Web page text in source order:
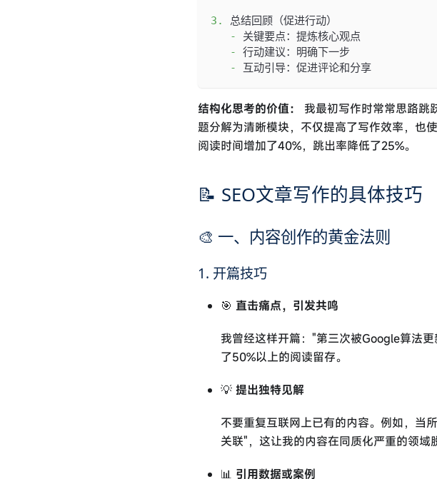
3.
总结回顾（促进行动）
-
关键要点：提炼核心观点
-
行动建议：明确下一步
-
互动引导：促进评论和分享
结构化思考的价值：
我最初写作时常常思路跳
题分解为清晰模块，不仅提高了写作效率，也
阅读时间增加了40%，跳出率降低了25%。
📝 SEO文章写作的具体技巧
🎨 一、内容创作的黄金法则
1. 开篇技巧
🎯直击痛点，引发共鸣
我曾经这样开篇："第三次被Google算法
了50%以上的阅读留存。
💡提出独特见解
不要重复互联网上已有的内容。例如，当
关联"，这让我的内容在同质化严重的领域
📊 引用数据或案例